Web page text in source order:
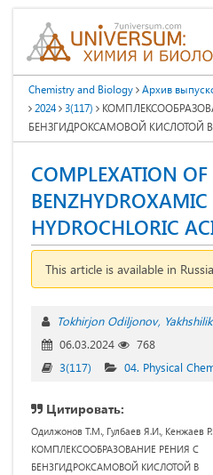
Chemistry and Biology
Архив
2024
3(117)
БЕНЗГИДРОКСАМОВОЙ КИСЛОТОЙ
COMPLEXATION
HYDROCHLORIC
This article is available in
Tokhirjon Odiljonov
06.03.2024
768
3(117)
04. Physical
Цитировать:
Одилжонов Т.М., Гулбаев Я.И., Кенжаев
КОМПЛЕКСООБРАЗОВАНИЕ РЕНИЯ С
БЕНЗГИДРОКСАМОВОЙ КИСЛОТОЙ В